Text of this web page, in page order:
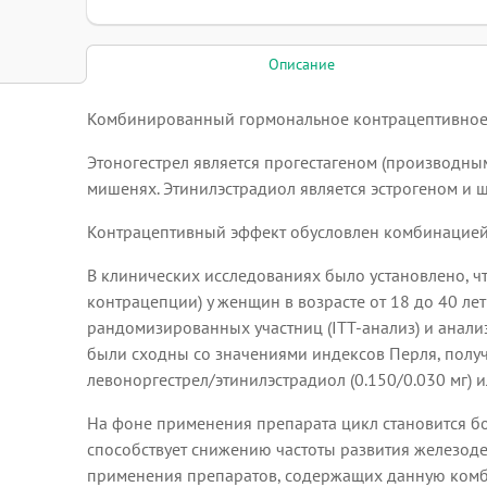
Описание
Комбинированный гормональное
Этоногестрел является прогестагеном
мишенях. Этинилэстрадиол является эстрогеном
Контрацептивный эффект обусловлен
В клинических исследованиях было установлено,
контрацепции) у женщин в возрасте от 18 до 40
рандомизированных участниц (ITT-анализ) и
были сходны со значениями индексов Перля,
левоноргестрел/этинилэстрадиол (0.150/0.030
На фоне применения препарата цикл становится
способствует снижению частоты развития
применения препаратов, содержащих данную